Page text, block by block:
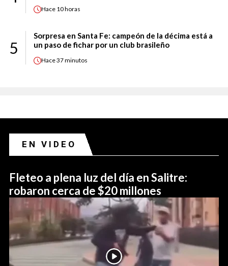
Hace 10 horas
5
Sorpresa en Santa Fe: campeón de la décima está a
un paso de fichar por un club brasileño
Hace37 minutos
EN VIDEO
Fleteo a plena luz del día en Salitre:
robaron cerca de $20 millones